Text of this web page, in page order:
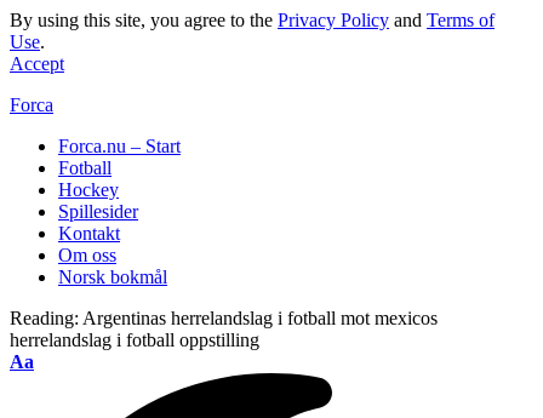
By using this site, you agree to the Privacy Policy and Terms of
Use.
Accept
Forca
Forca.nu – Start
Fotball
Hockey
Spillesider
Kontakt
Om oss
Norsk bokmål
Reading: Argentinas herrelandslag i fotball mot mexicos
herrelandslag i fotball oppstilling
Aa